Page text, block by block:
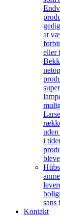
at
eller
i
sans
Kontakt